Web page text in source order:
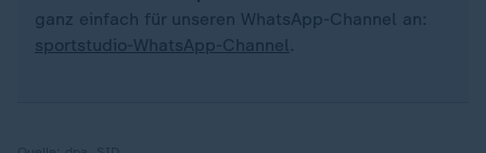
ganz einfach für unseren WhatsApp-Channel an:
sportstudio-WhatsApp-Channel.